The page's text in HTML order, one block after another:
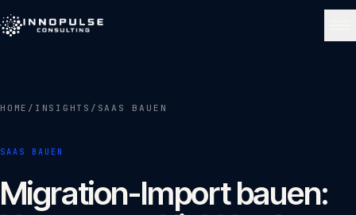
Über uns 02
HOME / INSIGHTS / SAAS BAUEN
SAAS BAUEN
Migration-Import bauen: